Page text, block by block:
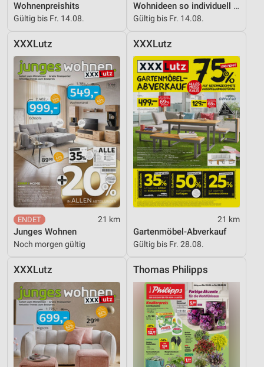
Wohnenpreishits
Gültig bis Fr. 14.08.
Wohnideen so individuell wie du!
Gültig bis Fr. 14.08.
XXXLutz
21 km
Junges Wohnen
Noch morgen gültig
XXXLutz
21 km
Gartenmöbel-Abverkauf
Gültig bis Fr. 28.08.
XXXLutz Thomas Philipps